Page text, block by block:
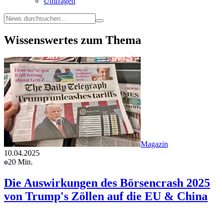
Wissenswertes zum Thema
Magazin
10.04.2025
20 Min.
Die Auswirkungen des Börsencrash 2025
von Trump's Zöllen auf die EU & China